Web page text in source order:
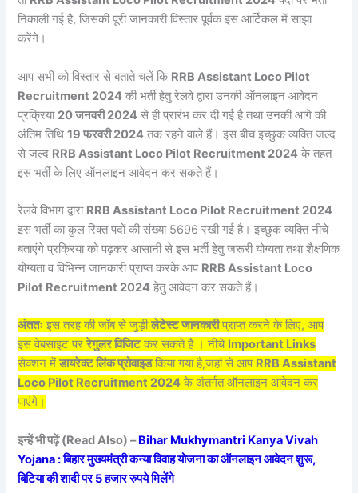
निकाली गई है, जिसकी पूरी जानकारी विस्तार पूर्वक इस आर्टिकल में साझा
करेंगे।
आप सभी को विस्तार से बताते चलें कि RRB Assistant Loco Pilot
Recruitment 2024 की भर्ती हेतु रेलवे द्वारा उनकी ऑनलाइन आवेदन
प्रक्रिया 20 जनवरी 2024 से ही प्रारंभ कर दी गई है तथा उनकी आगे की
अंतिम तिथि19 फरवरी 2024 तक रहने वाले हैं। इस बीच इच्छुक व्यक्ति जल्द
से जल्द RRB Assistant Loco Pilot Recruitment 2024 के तहत
इस भर्ती के लिए ऑनलाइन आवेदन कर सकते हैं।
रेलवे विभाग द्वारा RRB Assistant Loco Pilot Recruitment 2024
इस भर्ती का कुल रिक्त पदों की संख्या 5696 रखी गई है। इच्छुक व्यक्ति नीचे
बताएंगे प्रक्रिया को पढ़कर आसानी से इस भर्ती हेतु जरूरी योग्यता तथा शैक्षणिक
योग्यता व विभिन्न जानकारी प्राप्त करके आप RRB Assistant Loco
Pilot Recruitment 2024 हेतु आवेदन कर सकते हैं।
अंततः इस तरह की जॉब से जुड़ीलेटेस्ट जानकारीप्राप्त करने के लिए, आप
इस वेबसाइट पररेगुलर विजिटकर सकते हैं । नीचे Important Links
सेक्शन मेंडायरेक्ट लिंक प्रोवाइडकिया गया है,जहां से आप RRB Assistant
Loco Pilot Recruitment 2024 के अंतर्गत ऑनलाइन आवेदन कर
पाएंगे।
इन्हें भी पढ़ें (Read Also) –Bihar Mukhymantri Kanya Vivah
Yojana : बिहार मुख्यमंत्री कन्या विवाह योजना का ऑनलाइन आवेदन शुरू,
बिटिया की शादी पर 5 हजार रुपये मिलेंगे